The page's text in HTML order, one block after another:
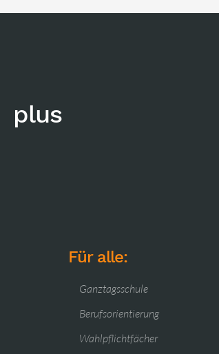
plus
Für alle:
Ganztagsschule
Berufsorientierung
Wahlpflichtfächer